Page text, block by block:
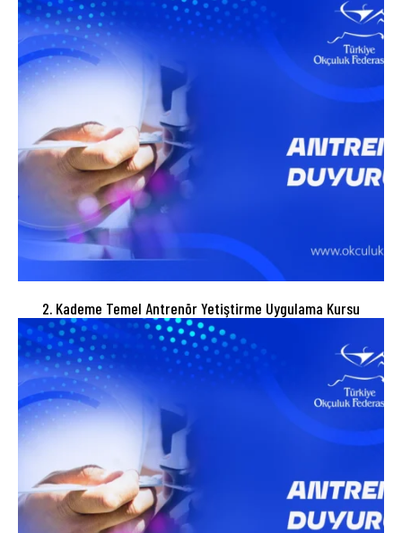
2. Kademe Temel Antrenör Yetiştirme Uygulama Kursu